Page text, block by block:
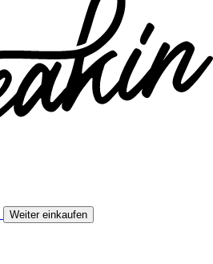
Weiter einkaufen